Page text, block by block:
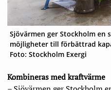
Sjövärmen ger Stockholm en
möjligheter till förbättrad
Foto: Stockholm Exergi
Kombineras med kraftvärme